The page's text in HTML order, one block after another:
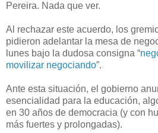
Pereira. Nada que ver.
Al rechazar este acuerdo, los
pidieron adelantar la mesa de
lunes bajo la dudosa consigna “
movilizar negociando”.
Ante esta situación, el gobierno
esencialidad para la educación,
en 30 años de democracia (y con
más fuertes y prolongadas).